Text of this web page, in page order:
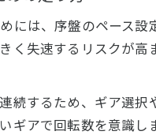
には、序盤のペース
く失速するリスクが
続するため、ギア選
ギアで回転数を意識